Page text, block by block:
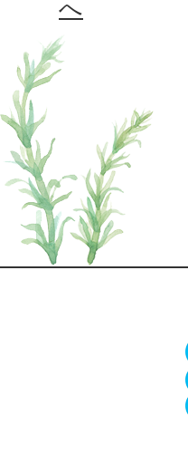
へ
ページの先頭へ